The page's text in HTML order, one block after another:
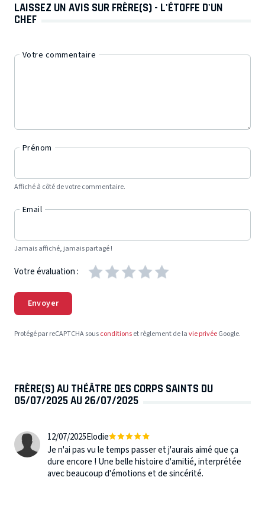
LAISSEZ UN AVIS SUR FRÈRE(S) - L'ÉTOFFE D'UN
CHEF
Votre commentaire
Prénom
Affiché à côté de votre commentaire.
Email
Jamais affiché, jamais partagé !
Votre évaluation :
Envoyer
Protégé par reCAPTCHA sousconditionset règlement de lavie privéeGoogle.
FRÈRE(S) AU THÉÂTRE DES CORPS SAINTS DU
05/07/2025 AU 26/07/2025
12/07/2025Elodie
Je n'ai pas vu le temps passer et j'aurais aimé que ça
dure encore ! Une belle histoire d'amitié, interprétée
avec beaucoup d'émotions et de sincérité.